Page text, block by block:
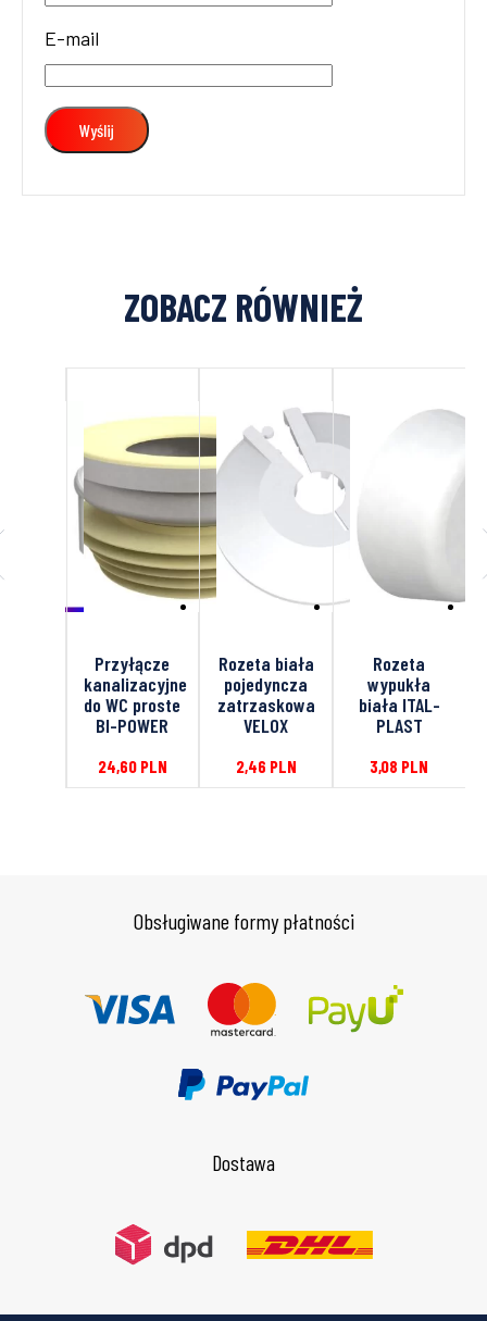
E-mail
ZOBACZ RÓWNIEŻ
Przyłącze
kanalizacyjne
do WC proste
BI-POWER
24,60 PLN
Rozeta biała
pojedyncza
zatrzaskowa
VELOX
2,46 PLN
Rozeta
wypukła
biała ITAL-
PLAST
3,08 PLN
Obsługiwane formy płatności
Dostawa